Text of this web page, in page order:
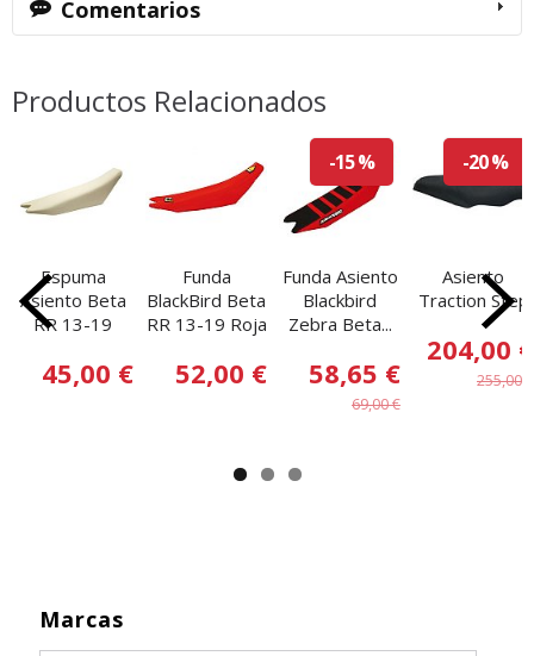
Marcas
Comentarios
Productos Relacionados
Espuma
Asiento Beta
RR 13-19
45,00 €
Funda
BlackBird Beta
RR 13-19 Roja
52,00 €
-15 %
Funda Asiento
Blackbird
Zebra Beta...
58,65 €
69,00 €
-20 %
Asiento
Traction Step
204,00 €
255,00 €